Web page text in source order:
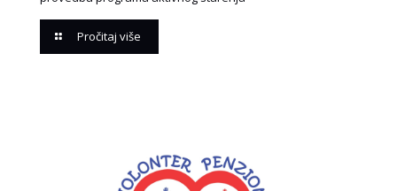
Pročitaj više